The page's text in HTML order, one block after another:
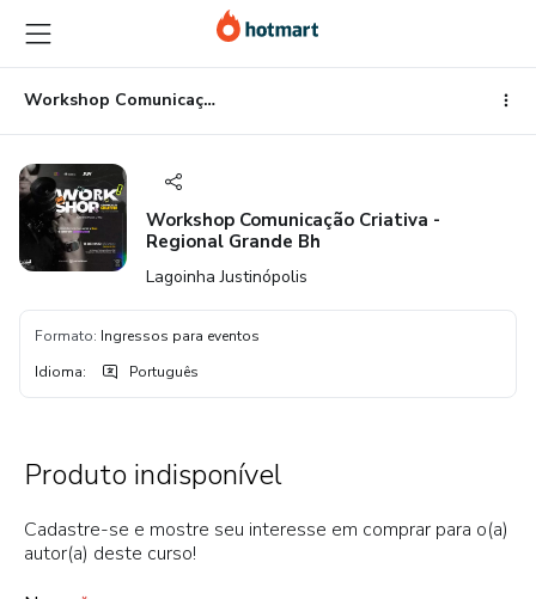
para
o
conteúdo
principal
para
o
pagamento
para
o
rodapé
Workshop Comunicação Criativa - Regional Grande Bh
Workshop Comunicação Criativa -
Regional Grande Bh
Lagoinha Justinópolis
Formato: Ingressos para eventos
Idioma: Português
Produto indisponível
Cadastre-se e mostre seu interesse em comprar para o(a)
autor(a) deste curso!